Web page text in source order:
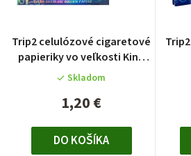
rTrip2 celulózové cigaretové
papieriky vo veľkosti King
size
Skladom
1,20 €
DO KOŠÍKA